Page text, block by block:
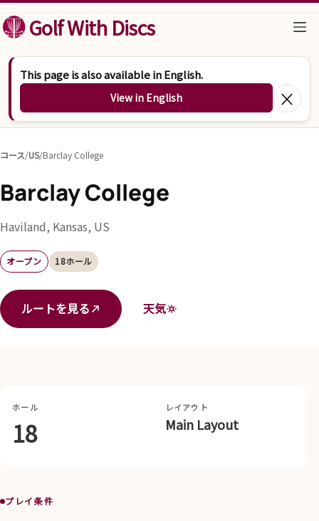
コンテンツへスキップ
Golf With Discs
This page is also available in English.
View in English ×
コース/US/Barclay College
Barclay College
Haviland, Kansas, US
オープン 18ホール
ルートを見る 天気
ホール
18
レイアウト
Main Layout
プレイ条件